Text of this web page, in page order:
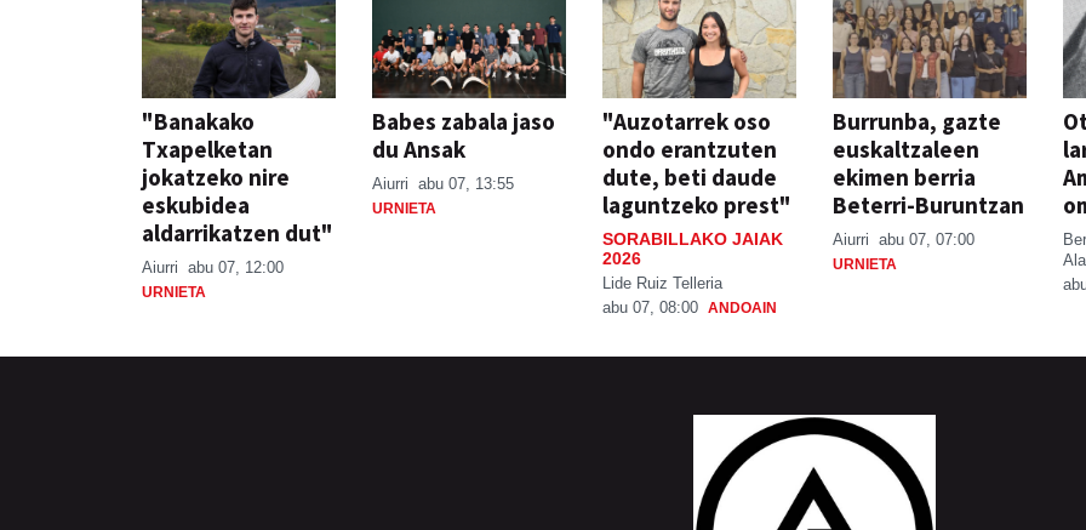
"Banakako
Txapelketan
jokatzeko nire
eskubidea
aldarrikatzen dut"
Aiurri abu 07, 12:00
URNIETA
Babes zabala jaso
du Ansak
Aiurri abu 07, 13:55
URNIETA
"Auzotarrek oso
ondo erantzuten
dute, beti daude
laguntzeko prest"
SORABILLAKO JAIAK
2026
Lide Ruiz Telleria
abu 07, 08:00 ANDOAIN
Burrunba, gazte
euskaltzaleen
ekimen berria
Beterri-Buruntzan
Aiurri abu 07, 07:00
URNIETA